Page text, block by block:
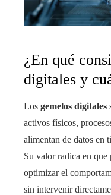
¿En qué
digitales y
Los gemelos digitales
activos físicos,
alimentan de datos en
Su valor radica en
optimizar el
sin intervenir